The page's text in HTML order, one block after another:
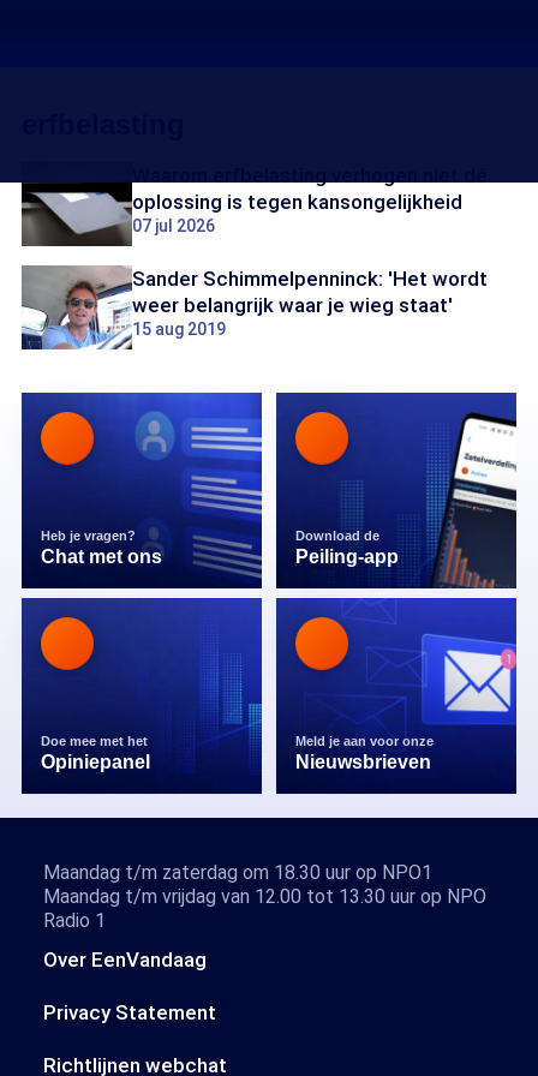
oplossing is tegen kansongelijkheid
07 jul 2026
Sander Schimmelpenninck: 'Het wordt
weer belangrijk waar je wieg staat'
15 aug 2019
Heb je vragen?
Chat met ons
Download de
Peiling-app
Doe mee met het
Opiniepanel
Meld je aan voor onze
Nieuwsbrieven
Over EenVandaag
Privacy Statement
Richtlijnen webchat
Maandag t/m zaterdag om 18.30 uur op NPO1
Maandag t/m vrijdag van 12.00 tot 13.30 uur op NPO
Radio 1